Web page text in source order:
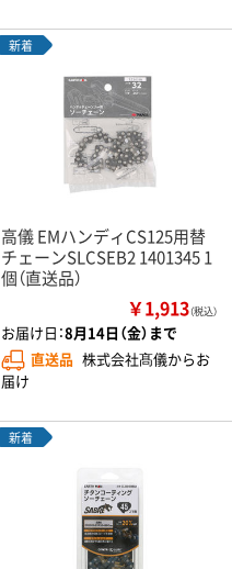
新着
高儀 EMハンディCS125用替
チェーンSLCSEB2 1401345 1
個（直送品）
￥1,913（税込）
お届け日：8月14日（金）まで
直送品 株式会社髙儀からお
届け
新着